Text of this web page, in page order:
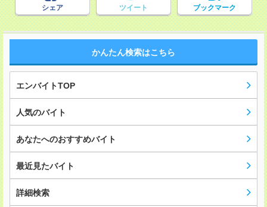
シェア ツイート ブックマーク
かんたん検索はこちら
エンバイトTOP
人気のバイト
あなたへのおすすめバイト
最近見たバイト
詳細検索